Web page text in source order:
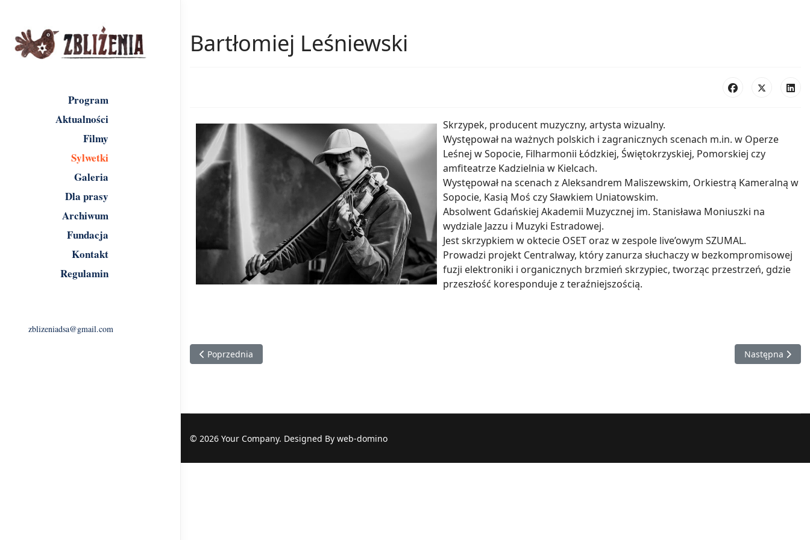
Program
Aktualności
Filmy
Sylwetki
Galeria
Dla prasy
Archiwum
Fundacja
Kontakt
Regulamin
zblizeniadsa@gmail.com
Bartłomiej Leśniewski
Skrzypek, producent muzyczny, artysta wizualny.
Występował na ważnych polskich i zagranicznych scenach m.in. w Operze
Leśnej w Sopocie, Filharmonii Łódzkiej, Świętokrzyskiej, Pomorskiej czy
amfiteatrze Kadzielnia w Kielcach.
Występował na scenach z Aleksandrem Maliszewskim, Orkiestrą Kameralną w
Sopocie, Kasią Moś czy Sławkiem Uniatowskim.
Absolwent Gdańskiej Akademii Muzycznej im. Stanisława Moniuszki na
wydziale Jazzu i Muzyki Estradowej.
Jest skrzypkiem w oktecie OSET oraz w zespole live’owym SZUMAL.
Prowadzi projekt Centralway, który zanurza słuchaczy w bezkompromisowej
fuzji elektroniki i organicznych brzmień skrzypiec, tworząc przestrzeń, gdzie
przeszłość koresponduje z teraźniejszością.
Poprzednia strona: Dominik Ordon
Poprzednia Następna
Następna
© 2026 Your Company. Designed By web-domino